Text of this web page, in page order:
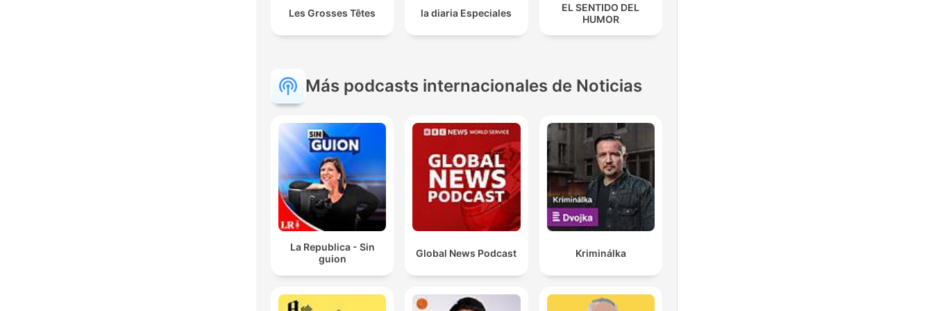
Les Grosses Têtes la diaria Especiales
EL SENTIDO DEL
HUMOR
Más podcasts internacionales de Noticias
La Republica - Sin
guion
Global News Podcast Kriminálka